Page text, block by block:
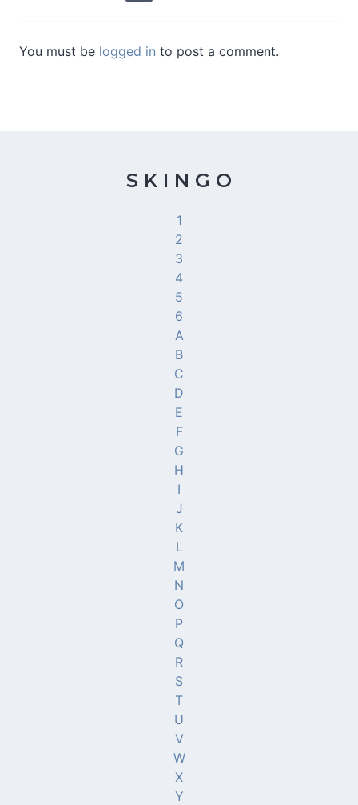
You must be logged in to post a comment.
S K I N G O
1
2
3
4
5
6
A
B
C
D
E
F
G
H
I
J
K
L
M
N
O
P
Q
R
S
T
U
V
W
X
Y